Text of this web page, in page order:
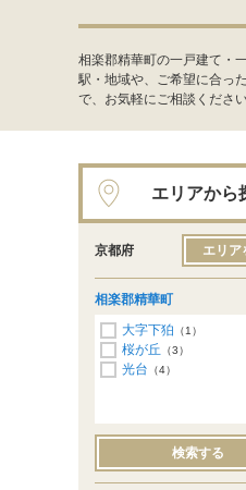
相楽郡精華町の一戸建て・
駅・地域や、ご希望に合っ
で、お気軽にご相談ください
エリアから
京都府 エリア
相楽郡精華町
大字下狛 （1）
桜が丘 （3）
光台 （4）
検索する